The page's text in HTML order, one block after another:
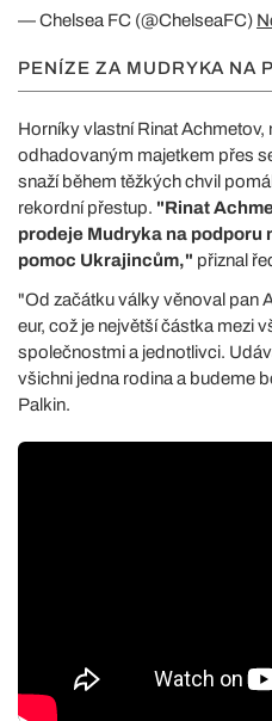
— Chelsea FC (@ChelseaFC)
PENÍZE ZA MUDRYKA NA
Horníky vlastní Rinat Achmetov,
odhadovaným majetkem přes
snaží během těžkých chvil
rekordní přestup. "Rinat
prodeje Mudryka na podporu
pomoc Ukrajincům," přiznal
"Od začátku války věnoval pan
eur, což je největší částka mezi
společnostmi a jednotlivci.
všichni jedna rodina a budeme
Palkin.